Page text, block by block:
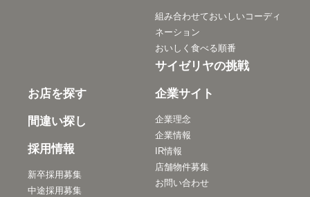
組み合わせておいしいコーディ
ネーション
おいしく食べる順番
サイゼリヤの挑戦
お店を探す
間違い探し
採用情報
新卒採用募集
中途採用募集
企業サイト
企業理念
企業情報
IR情報
店舗物件募集
お問い合わせ